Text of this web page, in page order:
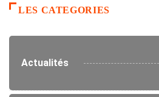
LES CATEGORIES
Actualités